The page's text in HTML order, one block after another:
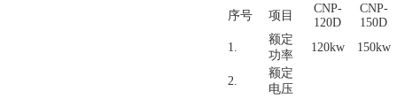
序号 项目
CNP-
120D
CNP-
150D
1.
额定
功率
120kw 150kw
2.
额定
电压